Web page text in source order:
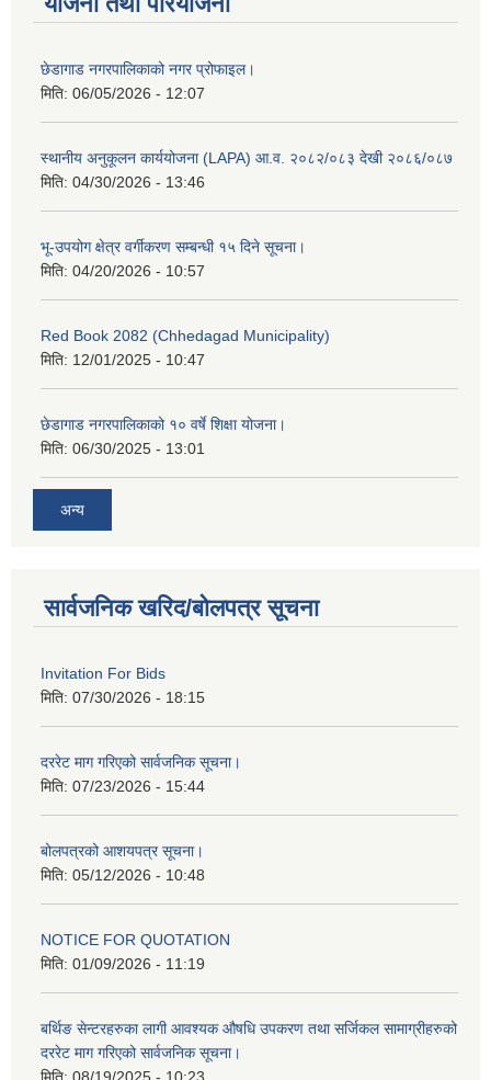
छेडागाड नगरपालिकाको नगर प्रोफाइल।
मिति: 06/05/2026 - 12:07
स्थानीय अनुकूलन कार्ययोजना (LAPA) आ.व. २०८२/०८३ देखी २०८६/०८७
मिति: 04/30/2026 - 13:46
भू-उपयोग क्षेत्र वर्गीकरण सम्बन्धी १५ दिने सूचना।
मिति: 04/20/2026 - 10:57
Red Book 2082 (Chhedagad Municipality)
मिति: 12/01/2025 - 10:47
छेडागाड नगरपालिकाको १० वर्षे शिक्षा योजना।
मिति: 06/30/2025 - 13:01
अन्य
सार्वजनिक खरिद/बोलपत्र सूचना
Invitation For Bids
मिति: 07/30/2026 - 18:15
दररेट माग गरिएको सार्वजनिक सूचना।
मिति: 07/23/2026 - 15:44
बोलपत्रको आशयपत्र सूचना।
मिति: 05/12/2026 - 10:48
NOTICE FOR QUOTATION
मिति: 01/09/2026 - 11:19
बर्थिङ सेन्टरहरुका लागी आवश्यक औषधि उपकरण तथा सर्जिकल सामाग्रीहरुको
दररेट माग गरिएको सार्वजनिक सूचना।